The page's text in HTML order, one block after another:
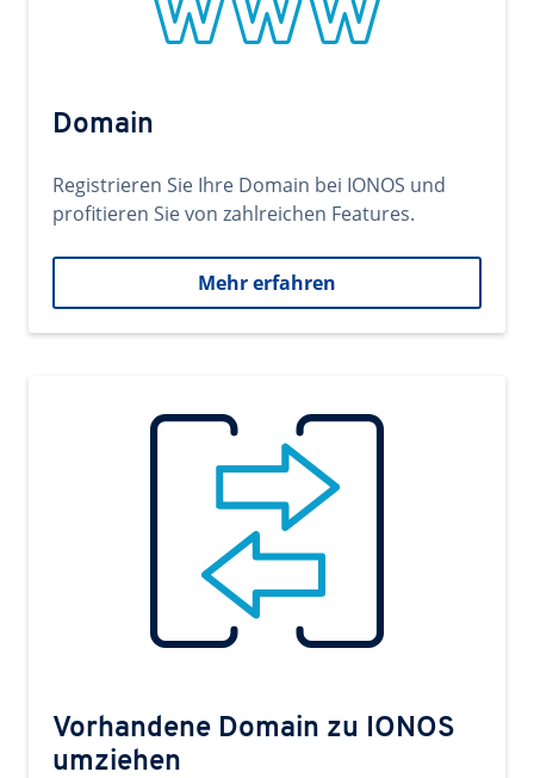
Domain
Registrieren Sie Ihre Domain bei IONOS und
profitieren Sie von zahlreichen Features.
Mehr erfahren
Vorhandene Domain zu IONOS
umziehen